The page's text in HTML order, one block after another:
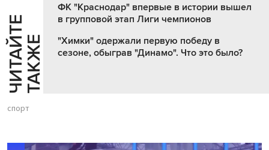
Ч
И
Т
АЙ
Т
Е
Т
А
К
ЖЕ
ФК "Краснодар" впервые в истории вышел
в групповой этап Лиги чемпионов
"Химки" одержали первую победу в
сезоне, обыграв "Динамо". Что это было?
спорт